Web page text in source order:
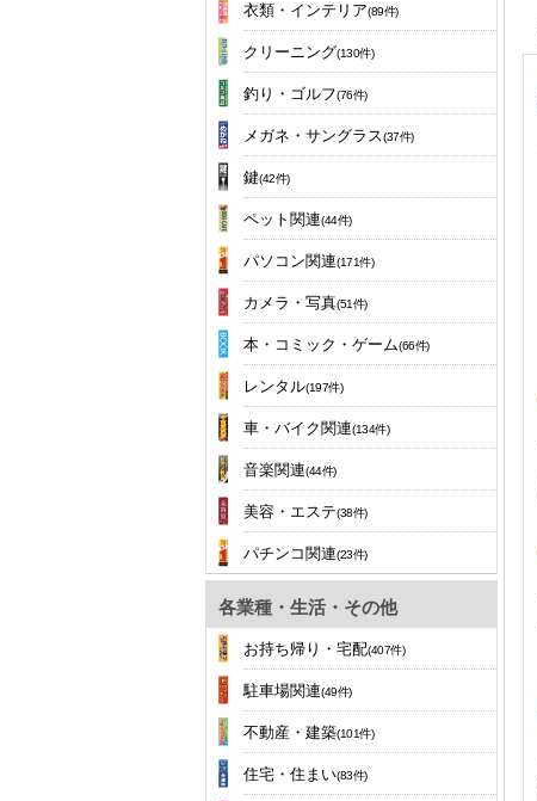
衣類・インテリア(89件)
クリーニング(130件)
釣り・ゴルフ(76件)
メガネ・サングラス(37件)
鍵(42件)
ペット関連(44件)
パソコン関連(171件)
カメラ・写真(51件)
本・コミック・ゲーム(66件)
レンタル(197件)
車・バイク関連(134件)
音楽関連(44件)
美容・エステ(38件)
パチンコ関連(23件)
各業種・生活・その他
お持ち帰り・宅配(407件)
駐車場関連(49件)
不動産・建築(101件)
住宅・住まい(83件)